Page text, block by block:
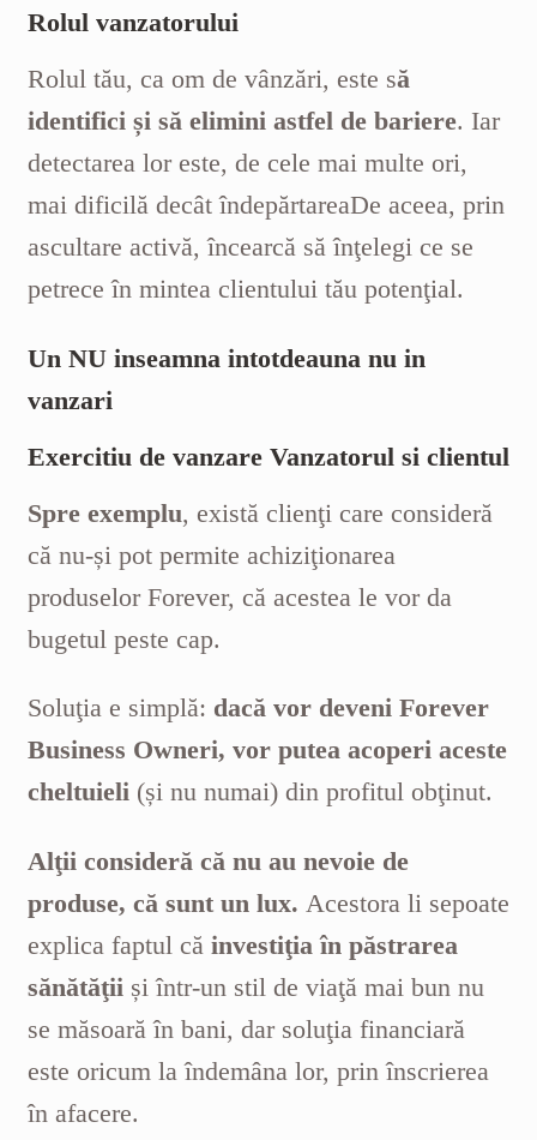
Rolul vanzatorului
Rolul tău, ca om de vânzări, este să
identifici și să elimini astfel de bariere. Iar
detectarea lor este, de cele mai multe ori,
mai dificilă decât îndepărtareaDe aceea, prin
ascultare activă, încearcă să înţelegi ce se
petrece în mintea clientului tău potenţial.
Un NU inseamna intotdeauna nu in
vanzari
Exercitiu de vanzare Vanzatorul si clientul
Spre exemplu, există clienţi care consideră
că nu-și pot permite achiziţionarea
produselor Forever, că acestea le vor da
bugetul peste cap.
Soluţia e simplă: dacă vor deveni Forever
Business Owneri, vor putea acoperi aceste
cheltuieli(și nu numai) din profitul obţinut.
Alţii consideră că nu au nevoie de
produse, că sunt un lux. Acestora li sepoate
explica faptul că investiţia în păstrarea
sănătăţii și într-un stil de viaţă mai bun nu
se măsoară în bani, dar soluţia financiară
este oricum la îndemâna lor, prin înscrierea
în afacere.